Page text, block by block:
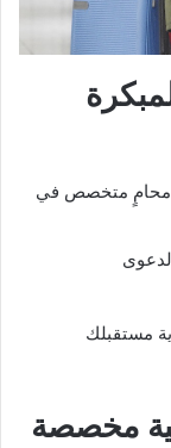
محامٍ متخصص في
مستقبلك
مخصصة